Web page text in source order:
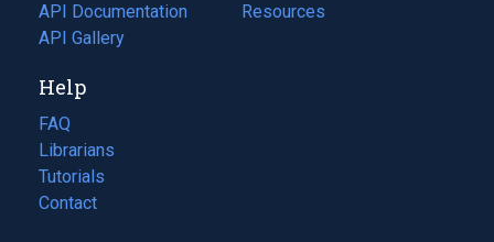
API Documentation
(opens
in
new
tab)
API Gallery
a
in
Resources
(opens
Help
FAQ
Librarians
Tutorials
Contact